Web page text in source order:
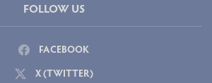
FOLLOW US
FACEBOOK
X (TWITTER)